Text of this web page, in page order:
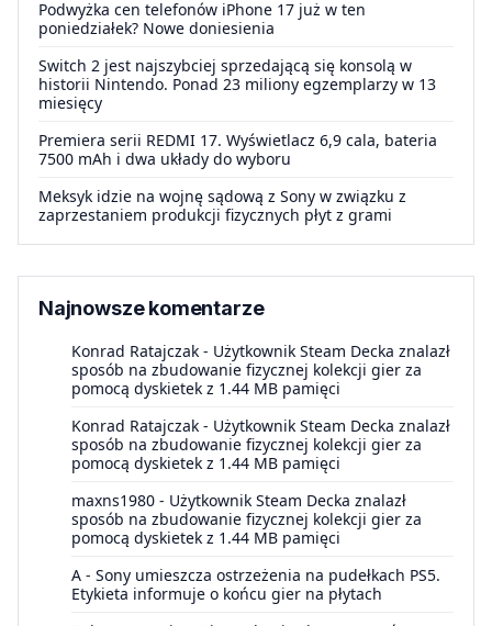
Podwyżka cen telefonów iPhone 17 już w ten
poniedziałek? Nowe doniesienia
Switch 2 jest najszybciej sprzedającą się konsolą w
historii Nintendo. Ponad 23 miliony egzemplarzy w 13
miesięcy
Premiera serii REDMI 17. Wyświetlacz 6,9 cala, bateria
7500 mAh i dwa układy do wyboru
Meksyk idzie na wojnę sądową z Sony w związku z
zaprzestaniem produkcji fizycznych płyt z grami
Najnowsze komentarze
Konrad Ratajczak - Użytkownik Steam Decka znalazł
sposób na zbudowanie fizycznej kolekcji gier za
pomocą dyskietek z 1.44 MB pamięci
Konrad Ratajczak - Użytkownik Steam Decka znalazł
sposób na zbudowanie fizycznej kolekcji gier za
pomocą dyskietek z 1.44 MB pamięci
maxns1980 - Użytkownik Steam Decka znalazł
sposób na zbudowanie fizycznej kolekcji gier za
pomocą dyskietek z 1.44 MB pamięci
A - Sony umieszcza ostrzeżenia na pudełkach PS5.
Etykieta informuje o końcu gier na płytach